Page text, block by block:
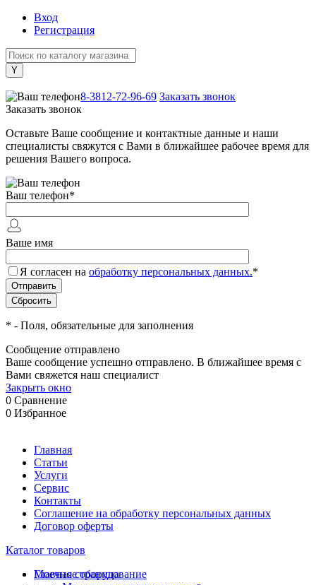
Вход
Регистрация
8-3812-72-96-69 Заказать звонок
Заказать звонок
Оставьте Ваше сообщение и контактные данные и наши
специалисты свяжутся с Вами в ближайшее рабочее время для
решения Вашего вопроса.
Ваш телефон*
Ваше имя
Я согласен на обработку персональных данных.*
* - Поля, обязательные для заполнения
Сообщение отправлено
Ваше сообщение успешно отправлено. В ближайшее время с
Вами свяжется наш специалист
Закрыть окно
0 Сравнение
0 Избранное
Главная
Статьи
Услуги
Сервис
Контакты
Соглашение на обработку персональных данных
Договор оферты
Каталог товаров
Моечное оборудование
Главная страница